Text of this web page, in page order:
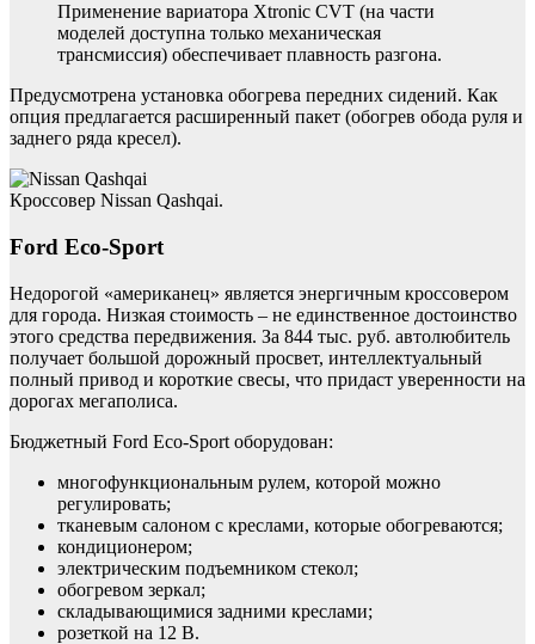
Применение вариатора Xtronic CVT (на части
моделей доступна только механическая
трансмиссия) обеспечивает плавность разгона.
Предусмотрена установка обогрева передних сидений. Как
опция предлагается расширенный пакет (обогрев обода руля и
заднего ряда кресел).
Кроссовер Nissan Qashqai.
Ford Eco-Sport
Недорогой «американец» является энергичным кроссовером
для города. Низкая стоимость – не единственное достоинство
этого средства передвижения. За 844 тыс. руб. автолюбитель
получает большой дорожный просвет, интеллектуальный
полный привод и короткие свесы, что придаст уверенности на
дорогах мегаполиса.
Бюджетный Ford Eco-Sport оборудован:
многофункциональным рулем, которой можно
регулировать;
тканевым салоном с креслами, которые обогреваются;
кондиционером;
электрическим подъемником стекол;
обогревом зеркал;
складывающимися задними креслами;
розеткой на 12 В.